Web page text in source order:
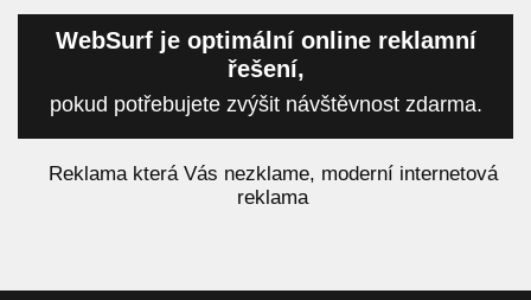
WebSurf je optimální online reklamní
řešení,
pokud potřebujete zvýšit návštěvnost zdarma.
Reklama která Vás nezklame, moderní internetová
reklama